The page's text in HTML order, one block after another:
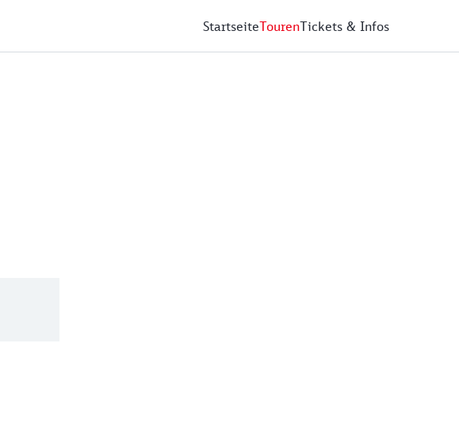
StartseiteTourenTickets & Infos